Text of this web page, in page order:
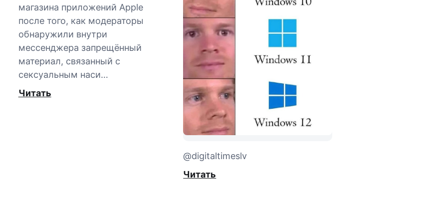
магазина приложений Apple
после того, как модераторы
обнаружили внутри
мессенджера запрещённый
материал, связанный с
сексуальным наси…
Читать
@digitaltimeslv
Читать